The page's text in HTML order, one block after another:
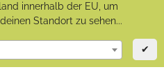
innerhalb der EU, um
Standort zu sehen...
✔